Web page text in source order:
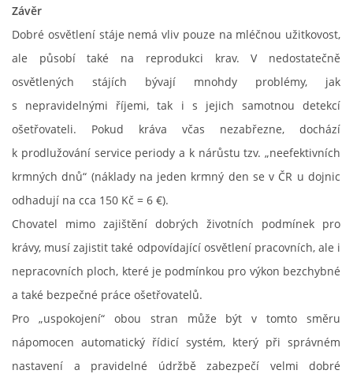
Závěr
Dobré osvětlení stáje nemá vliv pouze na mléčnou užitkovost,
ale působí také na reprodukci krav. V nedostatečně
osvětlených stájích bývají mnohdy problémy, jak
s nepravidelnými říjemi, tak i s jejich samotnou detekcí
ošetřovateli. Pokud kráva včas nezabřezne, dochází
k prodlužování service periody a k nárůstu tzv. „neefektivních
krmných dnů“ (náklady na jeden krmný den se v ČR u dojnic
odhadují na cca 150 Kč = 6 €).
Chovatel mimo zajištění dobrých životních podmínek pro
krávy, musí zajistit také odpovídající osvětlení pracovních, ale i
nepracovních ploch, které je podmínkou pro výkon bezchybné
a také bezpečné práce ošetřovatelů.
Pro „uspokojení“ obou stran může být v tomto směru
nápomocen automatický řídicí systém, který při správném
nastavení a pravidelné údržbě zabezpečí velmi dobré